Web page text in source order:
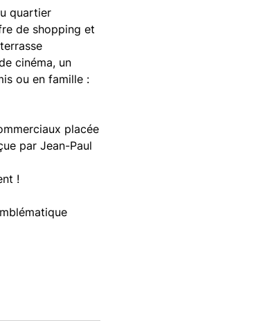
quartier
de shopping et
cinéma, un
ou en famille :
placée
par Jean-Paul
!